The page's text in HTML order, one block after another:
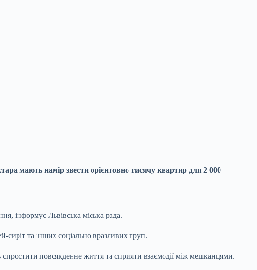
мають намір звести орієнтовно тисячу квартир для 2 000
інформує Львівська міська рада.
сиріт та інших соціально вразливих груп.
повсякденне життя та сприяти взаємодії між мешканцями.